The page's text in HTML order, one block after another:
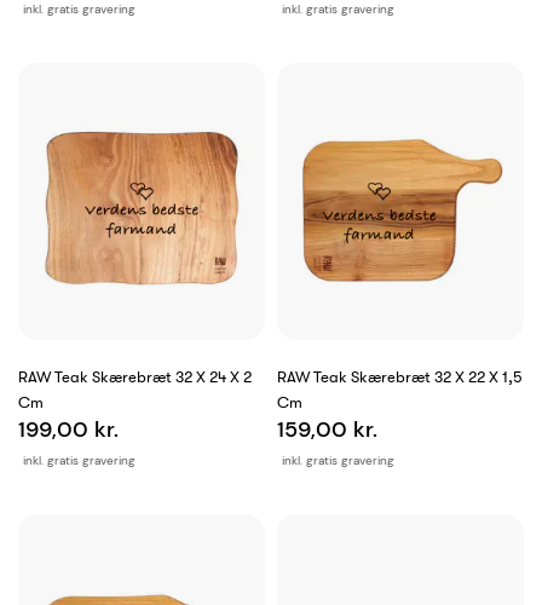
inkl. gratis gravering inkl. gratis gravering
RAW Teak Skærebræt 32 X 24 X 2
Cm
inkl. gratis gravering
199,00 kr.
RAW Teak Skærebræt 32 X 22 X 1,5
Cm
inkl. gratis gravering
159,00 kr.